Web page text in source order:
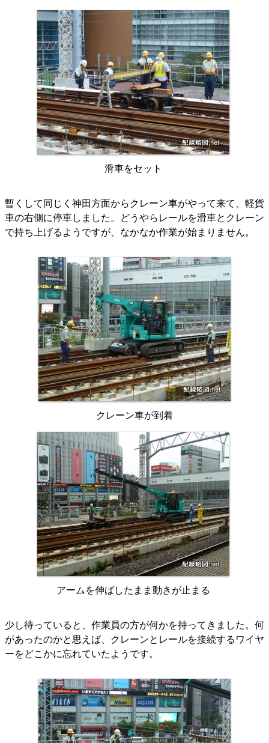
滑車をセット
暫くして同じく神田方面からクレーン車がやって来て、軽貨
車の右側に停車しました。どうやらレールを滑車とクレーン
で持ち上げるようですが、なかなか作業が始まりません。
クレーン車が到着
アームを伸ばしたまま動きが止まる
少し待っていると、作業員の方が何かを持ってきました。何
があったのかと思えば、クレーンとレールを接続するワイヤ
ーをどこかに忘れていたようです。